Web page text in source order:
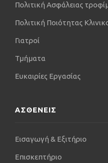
Πολιτική Ασφάλειας
Πολιτική Ποιότητας
Γιατροί
Τμήματα
Ευκαιρίες Εργασίας
ΑΣΘΕΝΕΙΣ
Εισαγωγή & Εξιτήριο
Επισκεπτήριο